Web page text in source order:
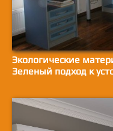
Экологические
Зеленый подход к